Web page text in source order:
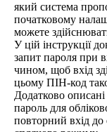
який система
початковому
можете
У цій інструкції
запит пароля при
чином, щоб вхід
цьому ПІН-код
Додатково
пароль для
повторний вхід до